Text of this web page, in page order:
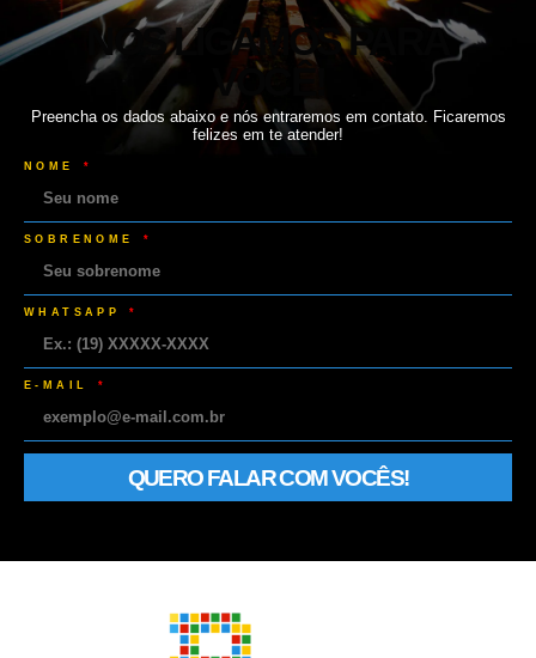
NÓS LIGAMOS PARA
VOCÊ!
Preencha os dados abaixo e nós entraremos em contato. Ficaremos
felizes em te atender!
NOME
SOBRENOME
WHATSAPP
E-MAIL
QUERO FALAR COM VOCÊS!